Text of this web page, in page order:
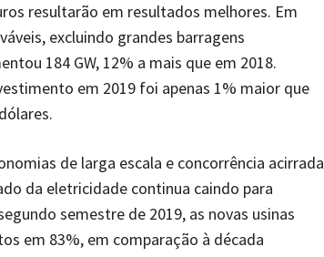
resultarão em resultados melhores. Em
excluindo grandes barragens
184 GW, 12% a mais que em 2018.
em 2019 foi apenas 1% maior que
de larga escala e concorrência acirrada
da eletricidade continua caindo para
semestre de 2019, as novas usinas
em 83%, em comparação à década